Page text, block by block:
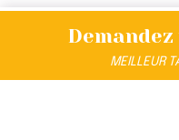
Demandez
MEILLEUR